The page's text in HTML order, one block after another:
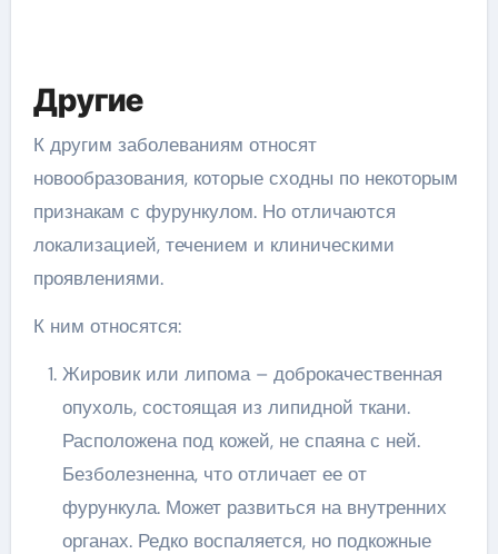
Другие
К другим заболеваниям относят
новообразования, которые сходны по некоторым
признакам с фурункулом. Но отличаются
локализацией, течением и клиническими
проявлениями.
К ним относятся:
Жировик или липома – доброкачественная
опухоль, состоящая из липидной ткани.
Расположена под кожей, не спаяна с ней.
Безболезненна, что отличает ее от
фурункула. Может развиться на внутренних
органах. Редко воспаляется, но подкожные